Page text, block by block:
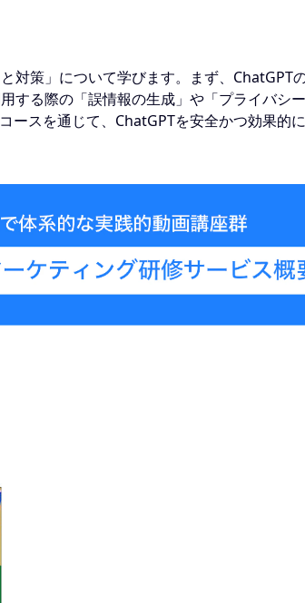
対策」について学びます。まず、ChatGPT
する際の「誤情報の生成」や「プライバシ
ースを通じて、ChatGPTを安全かつ効果的